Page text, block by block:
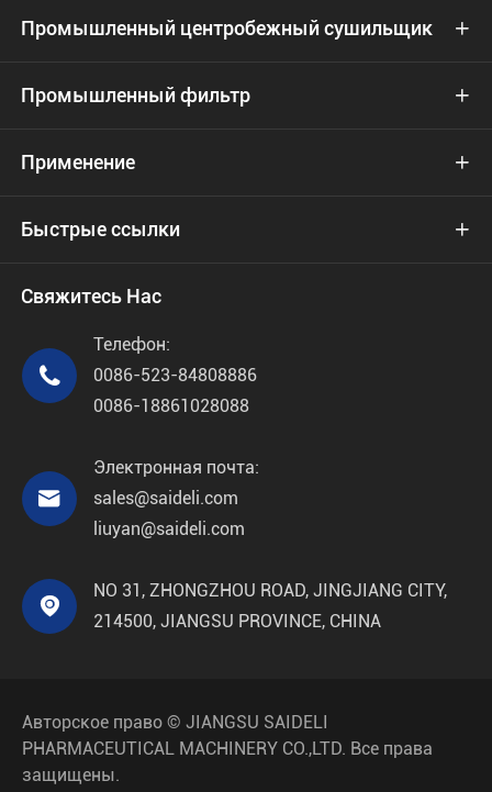
Промышленный центробежный сушильщик 
Промышленный фильтр 
Применение 
Быстрые ссылки 
Свяжитесь Нас

Телефон:
0086-523-84808886
0086-18861028088

Электронная почта:
sales@saideli.com
liuyan@saideli.com

NO 31, ZHONGZHOU ROAD, JINGJIANG CITY,
214500, JIANGSU PROVINCE, CHINA
Авторское право © JIANGSU SAIDELI
PHARMACEUTICAL MACHINERY CO.,LTD. Все права
защищены.